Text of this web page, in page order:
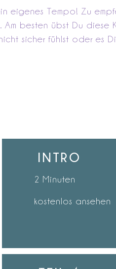
eigenes Tempo! Zu
Am besten übst Du
sicher fühlst oder es
INTRO
2 Minuten
kostenlos ansehen